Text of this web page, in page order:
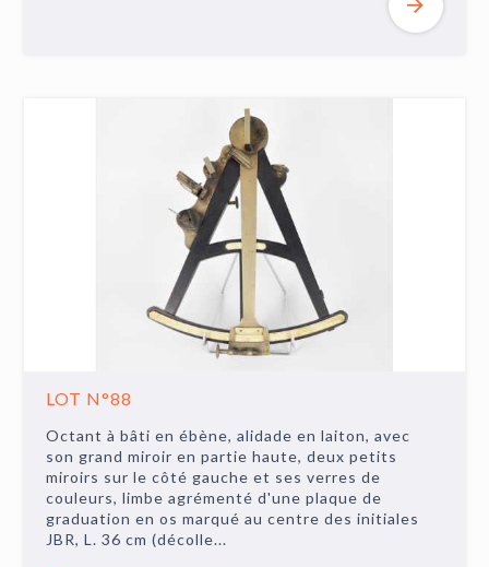
LOT N°88
Octant à bâti en ébène, alidade en laiton, avec
son grand miroir en partie haute, deux petits
miroirs sur le côté gauche et ses verres de
couleurs, limbe agrémenté d'une plaque de
graduation en os marqué au centre des initiales
JBR, L. 36 cm (décolle...